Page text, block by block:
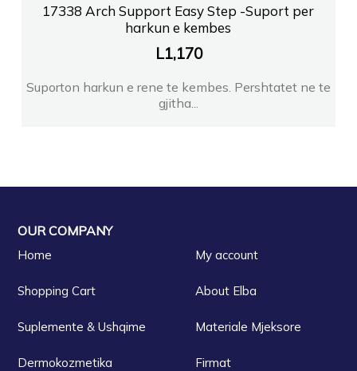
17338 Arch Support Easy Step -Suport per
harkun e kembes
L1,170
Suporton harkun e rene te kembes. Pershtatet ne te
gjitha...
OUR COMPANY
Home My account
Shopping Cart About Elba
Suplemente & Ushqime Materiale Mjeksore
Dermokozmetika Firmat